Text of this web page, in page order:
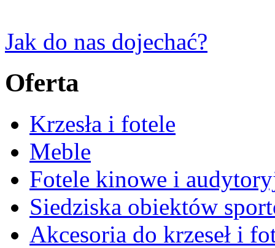
Jak do nas dojechać?
Oferta
Krzesła i fotele
Meble
Fotele kinowe i
Siedziska obiektów
Akcesoria do krzeseł i